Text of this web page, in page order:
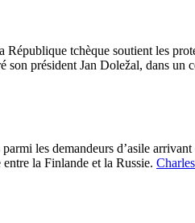
République tchèque soutient les
son président Jan Doležal, dans
les demandeurs d’asile
la Finlande et la Russie.